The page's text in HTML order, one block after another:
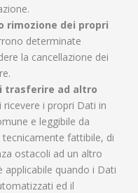
rimozione dei propri
determinate
la cancellazione dei
trasferire ad altro
ricevere i propri Dati in
e leggibile da
fattibile, di
ostacoli ad un altro
quando i Dati
ed il